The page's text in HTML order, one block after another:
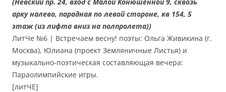
арку налево, парадная по левой стороне, кв 154, 5
этаж (из лифта вниз на полпролета))
ЛитЧе №6 | Встречаем весну! поэты: Ольга Живикина (г.
Москва), Юлиана (проект Земляничные Листья) и
музыкально-поэтическая составляющая вечера:
Параолимпийские игры.
[литЧЕ]